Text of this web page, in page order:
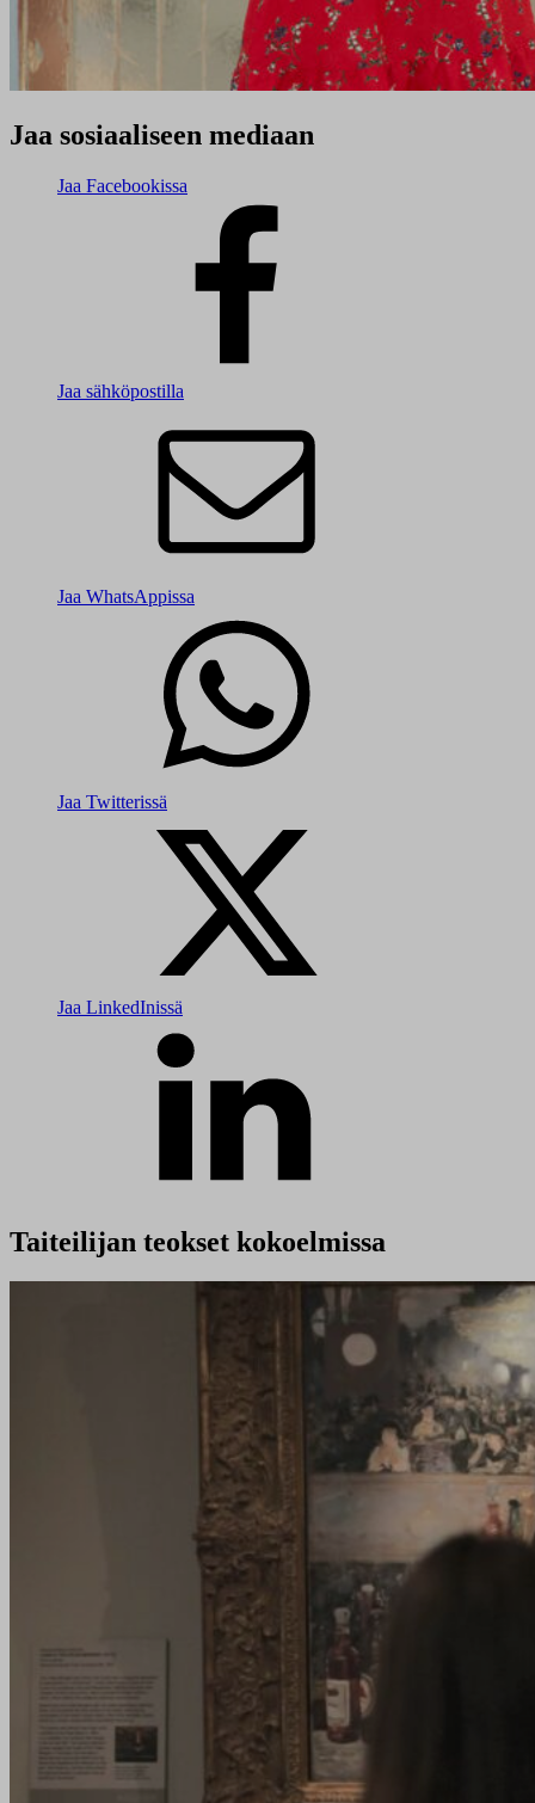
Jaa sosiaaliseen mediaan
Jaa Facebookissa
Jaa sähköpostilla
Jaa WhatsAppissa
Jaa Twitterissä
Jaa LinkedInissä
Taiteilijan teokset kokoelmissa